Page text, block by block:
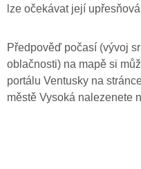
lze očekávat její
Předpověď počasí (vývoj
oblačnosti) na mapě si
portálu Ventusky na
městě Vysoká nalezenete